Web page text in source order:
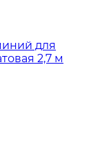
для
2,7 м